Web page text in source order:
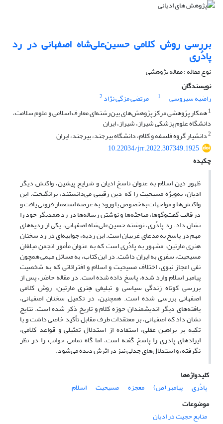
بررسی روش کلامی حسین‌علی‌شاه اصفهانی در رد
پادُری
نوع مقاله : مقاله پژوهشی
نویسندگان
راضیه سیروسی
1 مرتضی مزگی نژاد 2
1همکار پژوهشی مرکز پژوهش‌های بین‌رشته‌ای معارف اسلامی و علوم سلامت،
دانشگاه علوم پزشکی شیراز، شیراز، ایران
2دانشیار گروه فلسفه و کلام، دانشگاه بیرجند، بیرجند، ایران
10.22034/jrr.2022.307349.1925
چکیده
ظهور دین اسلام به عنوان ناسخ ادیان و شرایع پیشین، واکنش دیگر
ادیان، به‌ویژه مسیحیت را که دین رقیبی می‌دانستند، برانگیخت. این
واکنش‌ها و مواجهات به‌خصوص با ورود به عرصه استعمار فزونی یافت و
در قالب گفت‌وگوها، مباحثه‌ها و نوشتن رساله‌ها در رد همدیگر خود را
نشان داد. رد پادُری، نوشته حسین‌علی‌شاه اصفهانی، یکی از ردیه‌های
مهم در پاسخ به مدعای غربیان است. این ردیه، جوابیه‌ای در رد سخنان
هِنری مارتین، مشهور به پادُری است که به عنوان مأمور انجمن مبلغان
مسیحیت، سفری به ایران داشت. در این کتاب، به مسائل مهمی همچون
نفی اعجاز نبوی، اختلاف مسیحیت و اسلام و افترائاتی که به شخصیت
پیامبر اسلام وارد شده، پاسخ داده شده است. در مقاله حاضر، پس از
بررسی کوتاه زندگی سیاسی و تبلیغی هِنری مارتین، روش کلامی
اصفهانی بررسی شده است. همچنین، در تکمیل سخنان اصفهانی،
یافته‌های دیگر اندیشمندان حوزه کلام و تاریخ ذکر شده است. نتایج
نشان داد که اصفهانی، بر معتقدات طرف مقابل تأکید خاصی داشت و با
تکیه بر براهین عقلی، استفاده از استدلال تمثیلی و قواعد کلامی،
ایرادهای پادری را پاسخ ‌گفته است، اما گاه تمامی جوانب را در نظر
نگرفته، و استدلال‌های جدلی نیز در اثرش دیده می‌شود.
کلیدواژه‌ها
پادُری
پیامبر (ص) معجزه مسیحیت
اسلام
موضوعات
منابع حجیت در ادیان